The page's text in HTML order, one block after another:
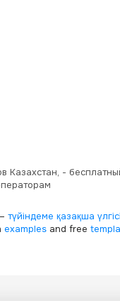
Казахстан, -
түйіндеме қазақша үлгісі
examplesand free